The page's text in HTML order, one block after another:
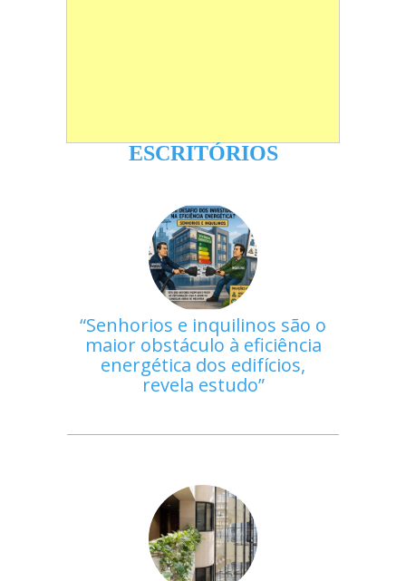
ESCRITÓRIOS
Senhorios e inquilinos são o
maior obstáculo à eficiência
energética dos edifícios,
revela estudo